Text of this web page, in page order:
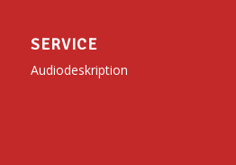
SERVICE
Audiodeskription